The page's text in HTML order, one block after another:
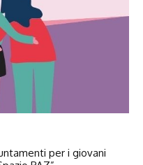
per i giovani